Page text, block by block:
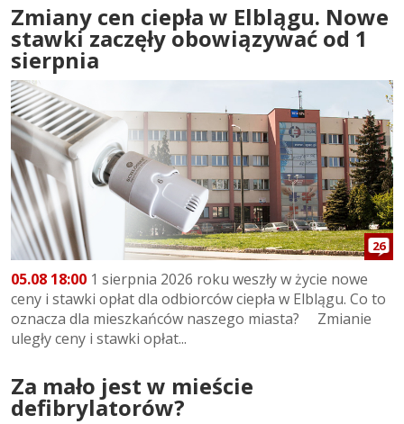
Zmiany cen ciepła w Elblągu. Nowe
stawki zaczęły obowiązywać od 1
sierpnia
26
05.08 18:00 1 sierpnia 2026 roku weszły w życie nowe
ceny i stawki opłat dla odbiorców ciepła w Elblągu. Co to
oznacza dla mieszkańców naszego miasta? Zmianie
uległy ceny i stawki opłat...
Za mało jest w mieście
defibrylatorów?